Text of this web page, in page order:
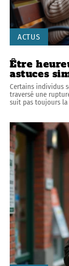
ACTUS
Être
astuces
Certains individus
traversé une
suit pas toujours la